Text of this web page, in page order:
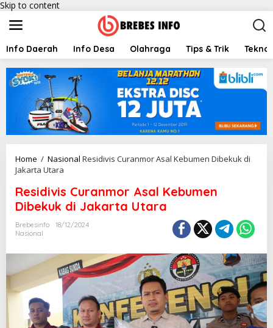
Skip to content
Info Daerah Info Desa Olahraga Tips & Trik
Home / Nasional Residivis Curanmor Asal Kebumen Dibekuk di
Jakarta Utara
Residivis Curanmor Asal Kebumen
Dibekuk di Jakarta Utara
Brebesinfo
18/12/2024
Nasional